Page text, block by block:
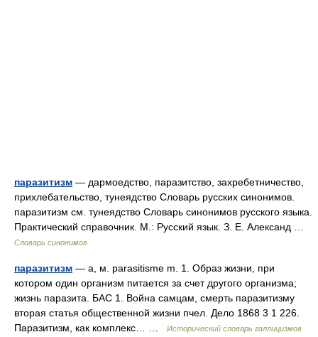
паразитизм — дармоедство, паразитство, захребетничество,
прихлебательство, тунеядство Словарь русских синонимов.
паразитизм см. тунеядство Словарь синонимов русского языка.
Практический справочник. М.: Русский язык. З. Е. Александ …
Словарь синонимов
паразитизм — а, м. parasitisme m. 1. Образ жизни, при
котором один организм питается за счет другого организма;
жизнь паразита. БАС 1. Война самцам, смерть паразитизму
вторая статья общественной жизни пчел. Дело 1868 3 1 226.
Паразитизм, как комплекс… …
Исторический словарь галлицизмов